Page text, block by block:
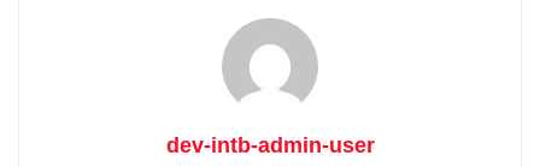
dev-intb-admin-user